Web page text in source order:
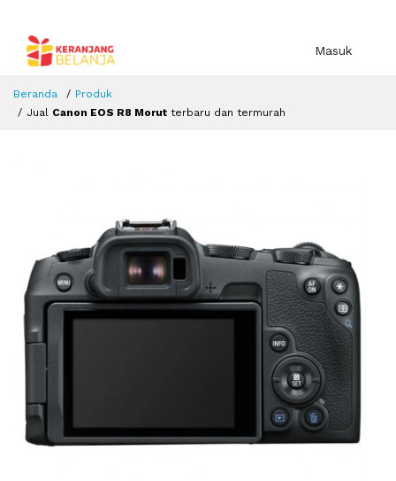
Masuk
Beranda
Produk
Jual Canon EOS R8 Morut terbaru dan termurah